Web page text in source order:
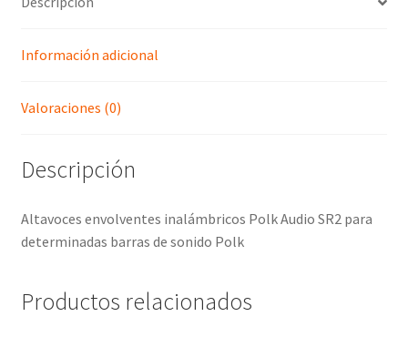
Información adicional
Valoraciones (0)
Descripción
Altavoces envolventes inalámbricos Polk Audio SR2 para
determinadas barras de sonido Polk
Productos relacionados